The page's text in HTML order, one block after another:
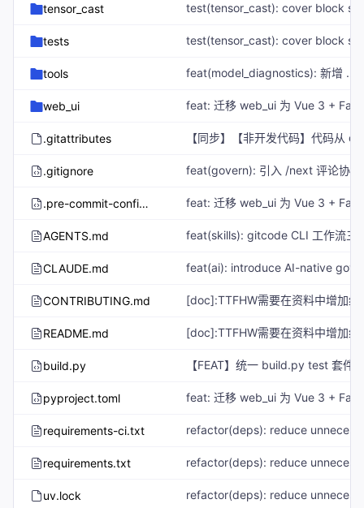
tensor_cast
tests
tools feat(model_diagnostics): 新增
web_ui
.gitattributes
.gitignore
.pre-commit-config.yaml
AGENTS.md
CLAUDE.md
CONTRIBUTING.md
README.md
build.py
pyproject.toml
requirements-ci.txt
requirements.txt
uv.lock